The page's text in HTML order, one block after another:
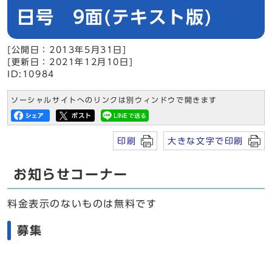
日号 9面(テキスト版)
[公開日：2013年5月31日]
[更新日：2021年12月10日]
ID:10984
ソーシャルサイトへのリンクは別ウィンドウで開きます
印刷 大きな文字で印刷
お知らせコーナー
料金表示のないものは無料です
募集